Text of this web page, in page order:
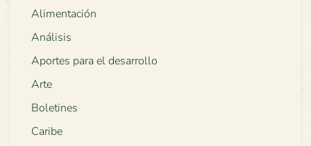
Alimentación
Análisis
Aportes para el desarrollo
Arte
Boletines
Caribe